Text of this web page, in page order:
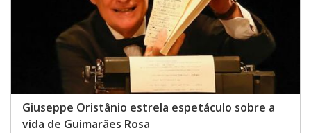
Giuseppe Oristânio estrela espetáculo sobre a
vida de Guimarães Rosa